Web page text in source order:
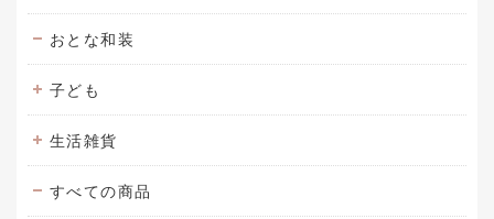
おとな和装
子ども
生活雑貨
すべての商品